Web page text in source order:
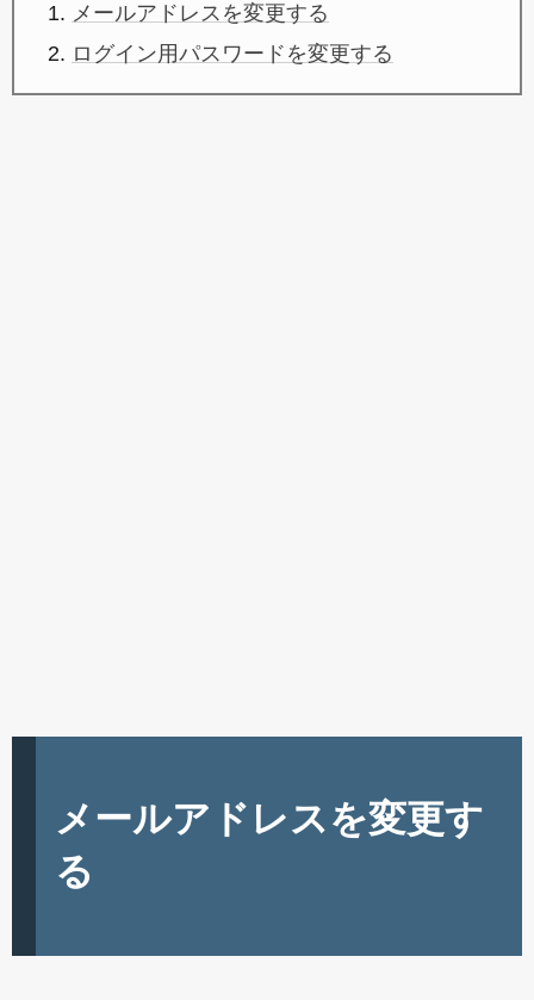
メールアドレスを変更する
ログイン用パスワードを変更する
メールアドレスを変更す
る